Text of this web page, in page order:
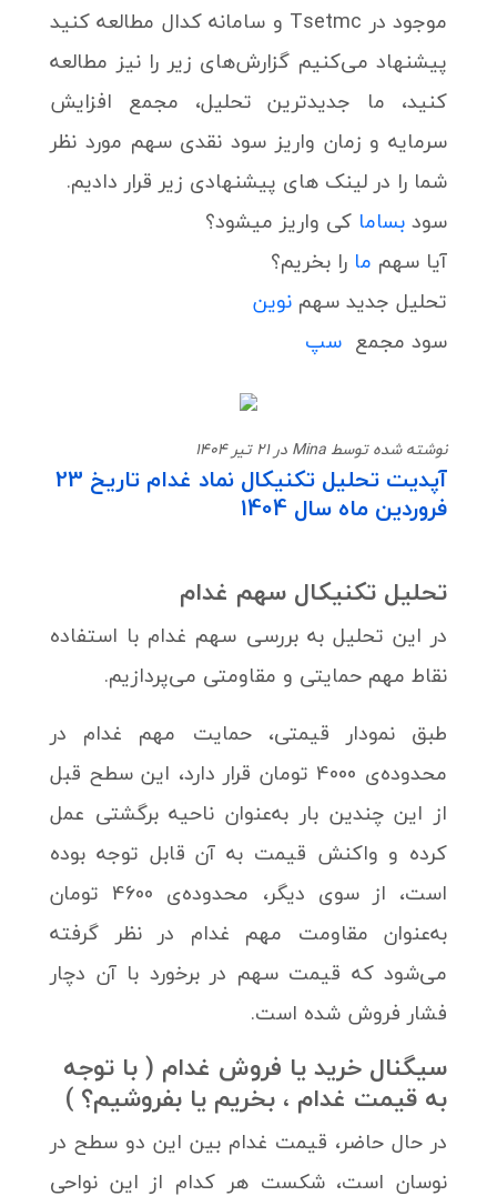
موجود در Tsetmc و سامانه کدال مطالعه کنید
پیشنهاد می‌کنیم گزارش‌های زیر را نیز مطالعه
کنید، ما جدیدترین تحلیل، مجمع افزایش
سرمایه و زمان واریز سود نقدی سهم مورد نظر
شما را در لینک های پیشنهادی زیر قرار دادیم.
سودبساما کی واریز میشود؟
آیا سهم ما را بخریم؟
تحلیل جدید سهم نوین
سود مجمع سپ
نوشته شده توسط Mina در 21 تیر 1404
آپدیت تحلیل تکنیکال نماد غدام تاریخ 23
فروردین ماه سال 1404
تحلیل تکنیکال سهم غدام
در این تحلیل به بررسی سهم غدام با استفاده
نقاط مهم حمایتی و مقاومتی می‌پردازیم.
طبق نمودار قیمتی، حمایت مهم غدام در
محدوده‌ی 4000 تومان قرار دارد، این سطح قبل
از این چندین بار به‌عنوان ناحیه برگشتی عمل
کرده و واکنش قیمت به آن قابل توجه بوده
است، از سوی دیگر، محدوده‌ی 4600 تومان
به‌عنوان مقاومت مهم غدام در نظر گرفته
می‌شود که قیمت سهم در برخورد با آن دچار
فشار فروش شده است.
سیگنال خرید یا فروش غدام ( با توجه
به قیمت غدام ، بخریم یا بفروشیم؟ )
در حال حاضر، قیمت غدام بین این دو سطح در
نوسان است، شکست هر کدام از این نواحی